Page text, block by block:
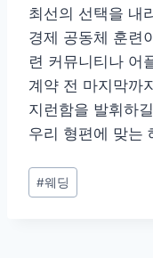
최선의 선택을 내
경제 공동체 훈련
련 커뮤니티나 어
계약 전 마지막까
지런함을 발휘하
우리 형편에 맞는
Post
Tags:
#웨딩